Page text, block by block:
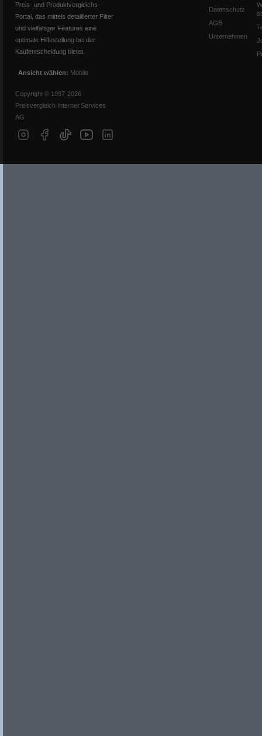
Preis- und Produktvergleichs-
Portal, das mittels detaillierter Filter
und vielfältiger Features eine
optimale Hilfestellung bei der
Kaufentscheidung bietet.
Ansicht wählen: Mobile
Copyright © 1997-2026
Preisvergleich Internet Services
AG
Datenschutz
AGB
Unternehmen